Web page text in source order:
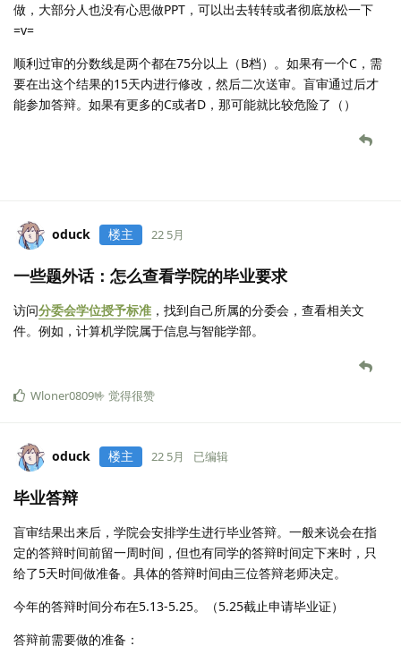
做，大部分人也没有心思做PPT，可以出去转转或者彻底放松一下
=v=
顺利过审的分数线是两个都在75分以上（B档）。如果有一个C，需
要在出这个结果的15天内进行修改，然后二次送审。盲审通过后才
能参加答辩。如果有更多的C或者D，那可能就比较危险了（）
oduck 楼主 22 5月
一些题外话：怎么查看学院的毕业要求
访问分委会学位授予标准 ，找到自己所属的分委会，查看相关文
件。例如，计算机学院属于信息与智能学部。
Wloner0809🤟 觉得很赞
oduck 楼主 22 5月 已编辑
毕业答辩
盲审结果出来后，学院会安排学生进行毕业答辩。一般来说会在指
定的答辩时间前留一周时间，但也有同学的答辩时间定下来时，只
给了5天时间做准备。具体的答辩时间由三位答辩老师决定。
今年的答辩时间分布在5.13-5.25。（5.25截止申请毕业证）
答辩前需要做的准备：